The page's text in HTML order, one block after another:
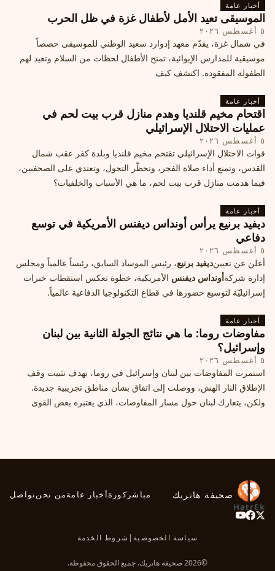
أخبار عامة
الموسيقى تعيد الأمل لأطفال غزة في ظل الحرب
٥ أغسطس ٢٠٢٦
في شمال غزة، يقدّم معهد إدوارد سعيد الوطني للموسيقى حصصاً
موسيقية للمدارس الإيوائية، تمنح الأطفال لحظات من السلام وتعيد لهم
الطفولة المفقودة. اكتشف كيف
أخبار عامة
اقتحام مخيم قلنديا وهدم منازل قرب بيت لحم في
عمليات الاحتلال الإسرائيلي
٥ أغسطس ٢٠٢٦
قوات الاحتلال الإسرائيلي تقتحم مخيم قلنديا وبلدة كفر عقب شمال
القدس، وتمنع أداء صلاة الفجر، وتحظّر التجول، وتعتدي على الصحفيين،
فيما هدمت منازل قرب بيت لحم، ما هي الأسباب والخلفيات؟
أخبار عامة
ديفيد برنيع يرأس أونداس ديفنس الأمريكية في توسع
دفاعي
٥ أغسطس ٢٠٢٦
أعلن عن تعيينديفيد برنيع، رئيس الموساد السابق، رئيساً عالمياً ومجلس
إدارة شركةأونداس ديفنس الأمريكية، خطوة تعكس استقطاب خبرات
إسرائيليّة لتوسيع حضورها في قطاع التكنولوجيا الدفاعية عالمياً.
أخبار عامة
مفاوضات روما: ما هي نتائج الجولة الثانية بين لبنان
وإسرائيل؟
٥ أغسطس ٢٠٢٦
استمرت المفاوضات بين لبنان وإسرائيل في روما، بهدف تثبيت وقف
الإطلاق النار الهش، ووصلت إلى اتفاق بشأن مناطق تجريبية جديدة.
ولكن، يتعارك لبنان حول مسار المفاوضات، الذي يعتبره بعض القوى
صحيفة هاتريك مباشر كورةأخبار عامةمن نحنتواصل
سياسة الخصوصية | شروط الخدمة
©2026 صحيفة هاتريك. جميع الحقوق محفوظة.